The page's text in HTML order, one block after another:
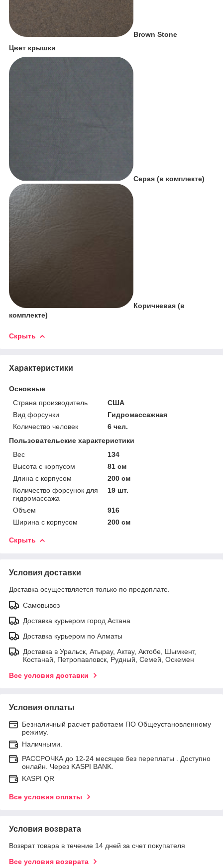
Brown Stone
Цвет крышки
Серая (в комплекте)
Коричневая (в
комплекте)
Скрыть
Характеристики
Основные
Страна производитель
США
Вид форсунки
Гидромассажная
Количество человек
6 чел.
Пользовательские характеристики
Вес
134
Высота с корпусом
81 см
Длина с корпусом
200 см
Количество форсунок для
гидромассажа
19 шт.
Объем
916
Ширина с корпусом
200 см
Скрыть
Условия доставки
Доставка осуществляется только по предоплате.
Самовывоз
Доставка курьером город Астана
Доставка курьером по Алматы
Доставка в Уральск, Атырау, Актау, Актобе, Шымкент,
Костанай, Петропавловск, Рудный, Семей, Оскемен
Все условия доставки
Условия оплаты
Безналичный расчет работаем ПО Общеустановленному
режиму.
Наличными.
РАССРОЧКА до 12-24 месяцев без переплаты . Доступно
онлайн. Через KASPI BANK.
KASPI QR
Все условия оплаты
Условия возврата
Возврат товара в течение 14 дней за счет покупателя
Все условия возврата